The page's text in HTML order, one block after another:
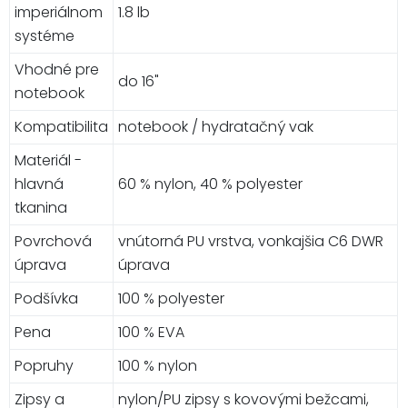
imperiálnom
systéme
1.8 lb
Vhodné pre
notebook
do 16"
Kompatibilita notebook / hydratačný vak
Materiál -
hlavná
tkanina
60 % nylon, 40 % polyester
Povrchová
úprava
vnútorná PU vrstva, vonkajšia C6 DWR
úprava
Podšívka
100 % polyester
Pena
100 % EVA
Popruhy
100 % nylon
Zipsy a
nylon/PU zipsy s kovovými bežcami,